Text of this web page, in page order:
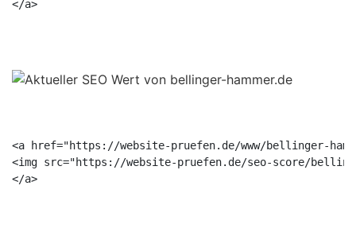
<a href="https://website-pruefen.de/www/bellinger-
<img src="https://website-pruefen.de/seo-score/